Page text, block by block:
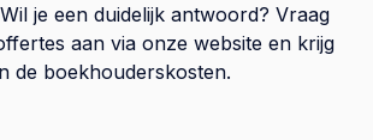
je een duidelijk antwoord? Vraag
aan via onze website en krijg
de boekhouderskosten.